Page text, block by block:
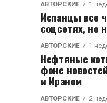
АВТОРСКИЕ 1
Испанцы все
соцсетях, но
АВТОРСКИЕ 1
Нефтяные
фоне
и Ираном
АВТОРСКИЕ 2